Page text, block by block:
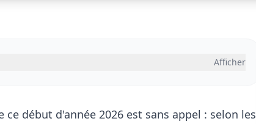
Afficher
début d'année 2026 est sans appel : selon les